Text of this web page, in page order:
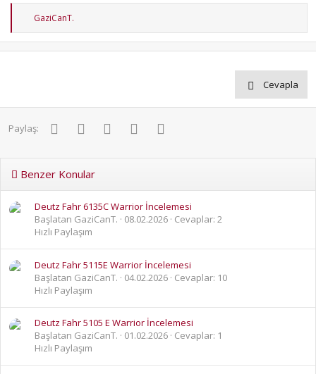
T
p
k
:
GaziCanT.
Cevapla
Paylaş: FacebookTwitter PinterestWhatsApp
Benzer Konular
Deutz Fahr 6135C Warrior İncelemesi
Başlatan GaziCanT.
08.02.2026 Cevaplar: 2
Hızlı Paylaşım
Deutz Fahr 5115E Warrior İncelemesi
Başlatan GaziCanT.
04.02.2026 Cevaplar: 10
Hızlı Paylaşım
Deutz Fahr 5105 E Warrior İncelemesi
Başlatan GaziCanT.
01.02.2026 Cevaplar: 1
Hızlı Paylaşım